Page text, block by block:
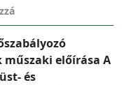
műszaki előírása A
és